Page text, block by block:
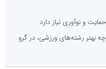
و نوآوری نیاز دارد
بهتر رشته‌های ورزشی، در گرو